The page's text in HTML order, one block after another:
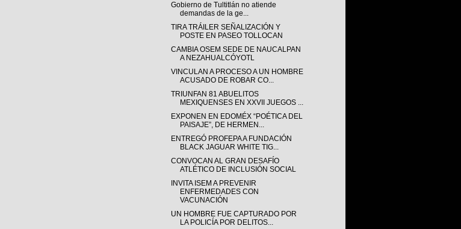
Gobierno de Tultitlán no atiende
demandas de la ge...
TIRA TRÁILER SEÑALIZACIÓN Y
POSTE EN PASEO TOLLOCAN
CAMBIA OSEM SEDE DE NAUCALPAN
A NEZAHUALCÓYOTL
VINCULAN A PROCESO A UN HOMBRE
ACUSADO DE ROBAR CO...
TRIUNFAN 81 ABUELITOS
MEXIQUENSES EN XXVII JUEGOS ...
EXPONEN EN EDOMÉX “POÉTICA DEL
PAISAJE”, DE HERMEN...
ENTREGÓ PROFEPA A FUNDACIÓN
BLACK JAGUAR WHITE TIG...
CONVOCAN AL GRAN DESAFÍO
ATLÉTICO DE INCLUSIÓN SOCIAL
INVITA ISEM A PREVENIR
ENFERMEDADES CON
VACUNACIÓN
UN HOMBRE FUE CAPTURADO POR
LA POLICÍA POR DELITOS...